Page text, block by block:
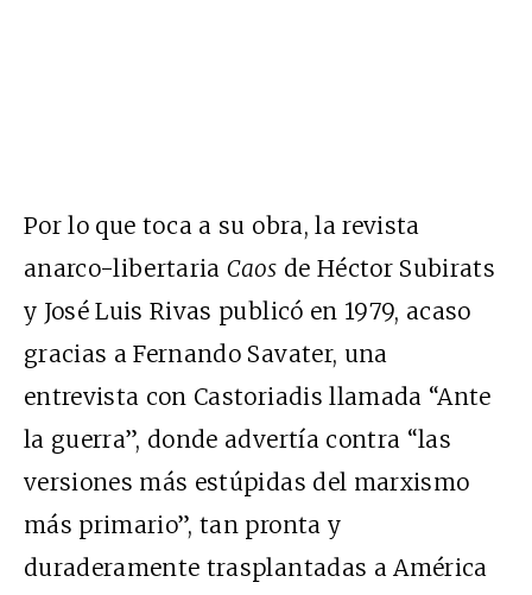
Por lo que toca a su obra, la revista
anarco-libertaria Caos de Héctor Subirats
y José Luis Rivas publicó en 1979, acaso
gracias a Fernando Savater, una
entrevista con Castoriadis llamada “Ante
la guerra”, donde advertía contra “las
versiones más estúpidas del marxismo
más primario”, tan pronta y
duraderamente trasplantadas a América